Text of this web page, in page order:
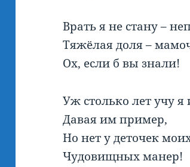
Врать я не стану –
Тяжёлая доля –
Ох, если б вы знали!
Уж столько лет учу я
Давая им пример,
Но нет у деточек
Чудовищных манер!